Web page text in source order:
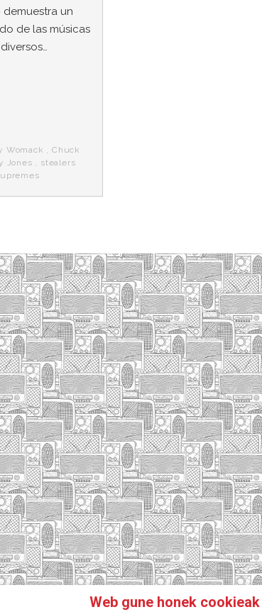
demuestra un
de las músicas
Womack ,Chuck
Jones , stealers
IZAN IRRATIKIDE! FACEBOOK
Web gune honek